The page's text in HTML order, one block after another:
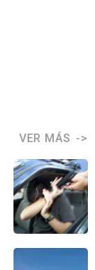
VER MÁS